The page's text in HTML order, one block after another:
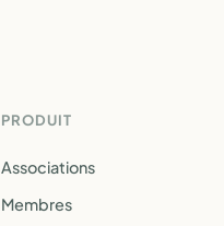
PRODUIT
Associations
Membres